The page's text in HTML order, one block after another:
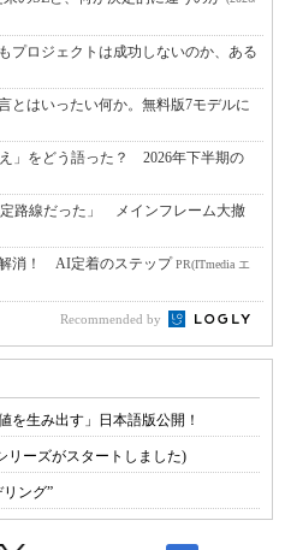
プロジェクトは成功しないのか、ある
とはいったい何か。無料版7モデルに
」をどう語った？ 2026年下半期の
路線だった」 メインフレーム大撤
解消！ AI定着のステップPR(ITmedia エ
Recommended by
を生み出す」日本語版公開！
リーズがスタートしました)
ング”